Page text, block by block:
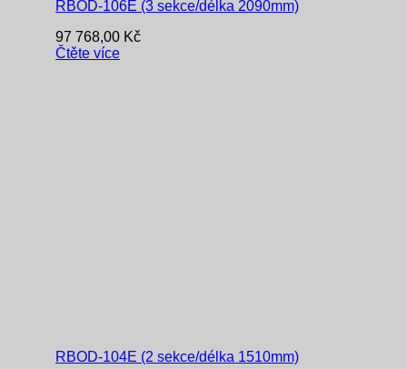
RBOD-106E (3 sekce/délka 2090mm)
97 768,00 Kč
Čtěte více
RBOD-104E (2 sekce/délka 1510mm)